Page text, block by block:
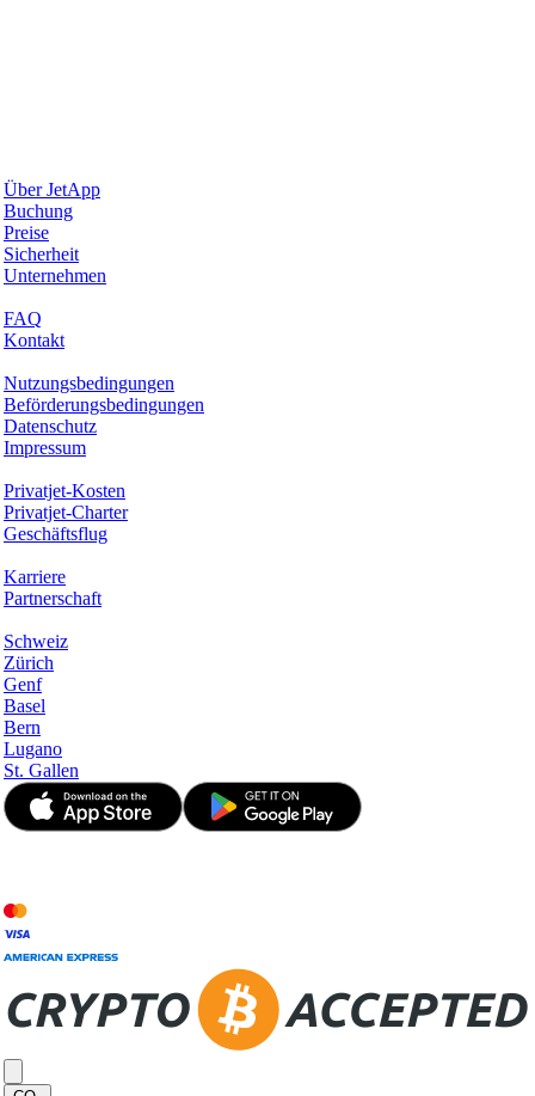
Über JetApp
Buchung
Preise
Sicherheit
Unternehmen
FAQ
Kontakt
Nutzungsbedingungen
Beförderungsbedingungen
Datenschutz
Impressum
Privatjet-Kosten
Privatjet-Charter
Geschäftsflug
Karriere
Partnerschaft
Schweiz
Zürich
Genf
Basel
Bern
Lugano
St. Gallen